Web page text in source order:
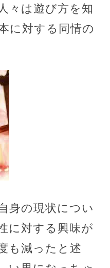
々は遊び方を知
に対する同情の
身の現状につい
に対する興味が
も減ったと述